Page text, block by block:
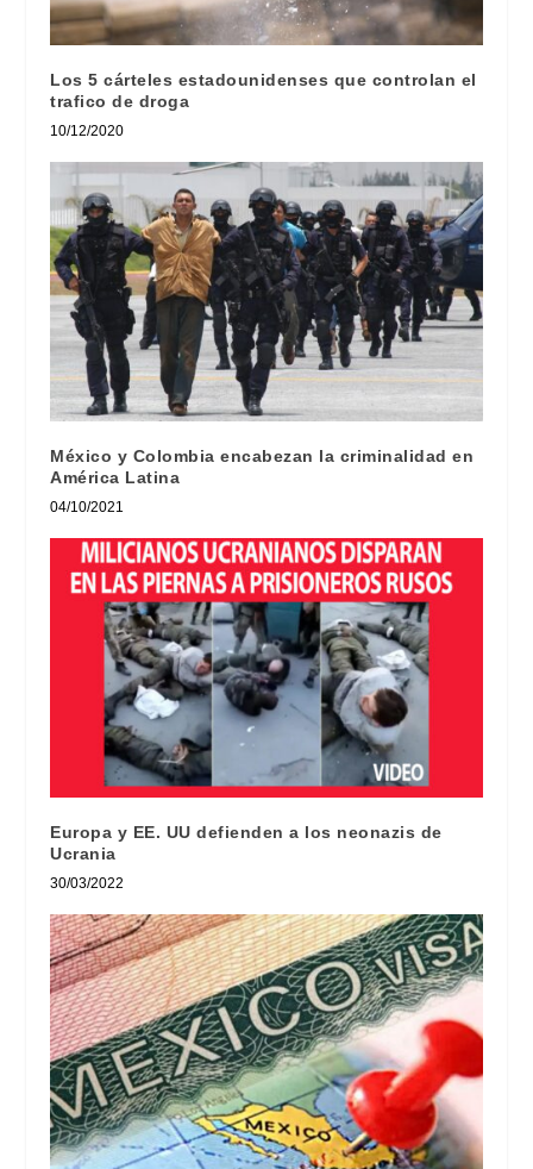
Los 5 cárteles estadounidenses que controlan el
trafico de droga
10/12/2020
México y Colombia encabezan la criminalidad en
América Latina
04/10/2021
Europa y EE. UU defienden a los neonazis de
Ucrania
30/03/2022